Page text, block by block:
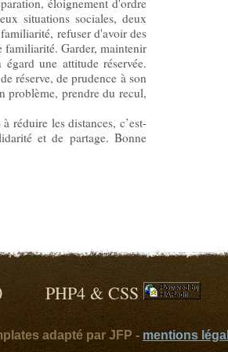
éloignement d'ordre
situations sociales, deux
refuser d'avoir des
familiarité. Garder, maintenir
une attitude réservée.
réserve, de prudence à son
problème, prendre du recul,
réduire les distances, c’est-
et de partage. Bonne
PHP4 & CSS
adapté par JFP - mentions